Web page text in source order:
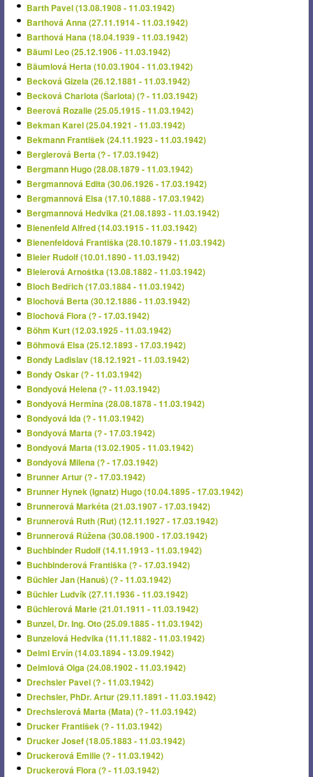
Barth Pavel (13.08.1908 - 11.03.1942)
Barthová Anna (27.11.1914 - 11.03.1942)
Barthová Hana (18.04.1939 - 11.03.1942)
Bäuml Leo (25.12.1906 - 11.03.1942)
Bäumlová Herta (10.03.1904 - 11.03.1942)
Becková Gizela (26.12.1881 - 11.03.1942)
Becková Charlota (Šarlota) (? - 11.03.1942)
Beerová Rozalie (25.05.1915 - 11.03.1942)
Bekman Karel (25.04.1921 - 11.03.1942)
Bekmann František (24.11.1923 - 11.03.1942)
Berglerová Berta (? - 17.03.1942)
Bergmann Hugo (28.08.1879 - 11.03.1942)
Bergmannová Edita (30.06.1926 - 17.03.1942)
Bergmannová Elsa (17.10.1888 - 17.03.1942)
Bergmannová Hedvika (21.08.1893 - 11.03.1942)
Bienenfeld Alfred (14.03.1915 - 11.03.1942)
Bienenfeldová Františka (28.10.1879 - 11.03.1942)
Bleier Rudolf (10.01.1890 - 11.03.1942)
Bleierová Arnoštka (13.08.1882 - 11.03.1942)
Bloch Bedřich (17.03.1884 - 11.03.1942)
Blochová Berta (30.12.1886 - 11.03.1942)
Blochová Flora (? - 17.03.1942)
Böhm Kurt (12.03.1925 - 11.03.1942)
Böhmová Elsa (25.12.1893 - 17.03.1942)
Bondy Ladislav (18.12.1921 - 11.03.1942)
Bondy Oskar (? - 11.03.1942)
Bondyová Helena (? - 11.03.1942)
Bondyová Hermína (28.08.1878 - 11.03.1942)
Bondyová Ida (? - 11.03.1942)
Bondyová Marta (? - 17.03.1942)
Bondyová Marta (13.02.1905 - 11.03.1942)
Bondyová Milena (? - 17.03.1942)
Brunner Artur (? - 17.03.1942)
Brunner Hynek (Ignatz) Hugo (10.04.1895 - 17.03.1942)
Brunnerová Markéta (21.03.1907 - 17.03.1942)
Brunnerová Ruth (Rut) (12.11.1927 - 17.03.1942)
Brunnerová Růžena (30.08.1900 - 17.03.1942)
Buchbinder Rudolf (14.11.1913 - 11.03.1942)
Buchbinderová Františka (? - 17.03.1942)
Büchler Jan (Hanuš) (? - 11.03.1942)
Büchler Ludvík (27.11.1936 - 11.03.1942)
Büchlerová Marie (21.01.1911 - 11.03.1942)
Bunzel, Dr. Ing. Oto (25.09.1885 - 11.03.1942)
Bunzelová Hedvika (11.11.1882 - 11.03.1942)
Deiml Ervín (14.03.1894 - 13.09.1942)
Deimlová Olga (24.08.1902 - 11.03.1942)
Drechsler Pavel (? - 11.03.1942)
Drechsler, PhDr. Artur (29.11.1891 - 11.03.1942)
Drechslerová Marta (Mata) (? - 11.03.1942)
Drucker František (? - 11.03.1942)
Drucker Josef (18.05.1883 - 11.03.1942)
Druckerová Emilie (? - 11.03.1942)
Druckerová Flora (? - 11.03.1942)